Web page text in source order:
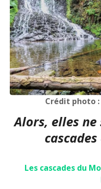
Crédit photo :
Alors, elles
cascades
Les cascades du